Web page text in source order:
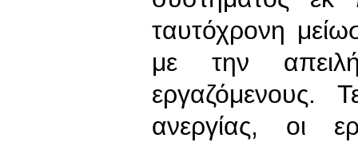
ταυτόχρονη
με την
εργαζόμενους.
ανεργίας, οι